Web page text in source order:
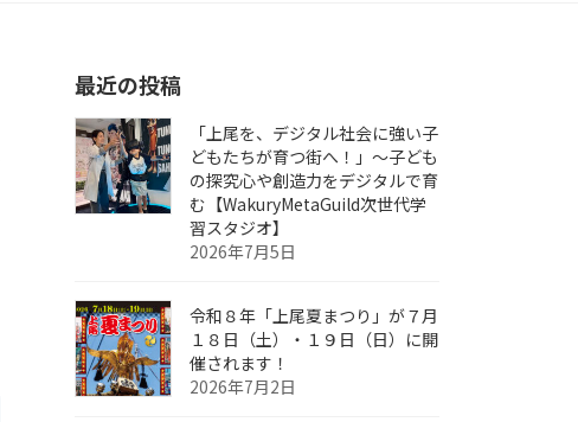
最近の投稿
「上尾を、デジタル社会に強い子
どもたちが育つ街へ！」〜子ども
の探究心や創造力をデジタルで育
む【WakuryMetaGuild次世代学
習スタジオ】
2026年7月5日
令和８年「上尾夏まつり」が７月
１８日（土）・１９日（日）に開
催されます！
2026年7月2日